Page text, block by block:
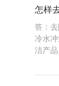
怎样
答：
冷水
洁产